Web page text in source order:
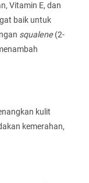
Vitamin E, dan
baik untuk
squalene(2-
kulit
kemerahan,